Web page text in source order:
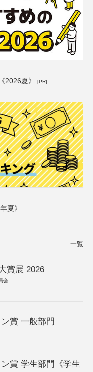
2026夏》 [PR]
夏》
一覧
賞展 2026
会
賞 一般部門
賞 学生部門《学生